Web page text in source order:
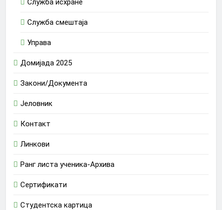
Служба исхране
Служба смештаја
Управа
Домијада 2025
Закони/Документа
Јеловник
Контакт
Линкови
Ранг листа ученика-Архива
Сертификати
Студентска картица